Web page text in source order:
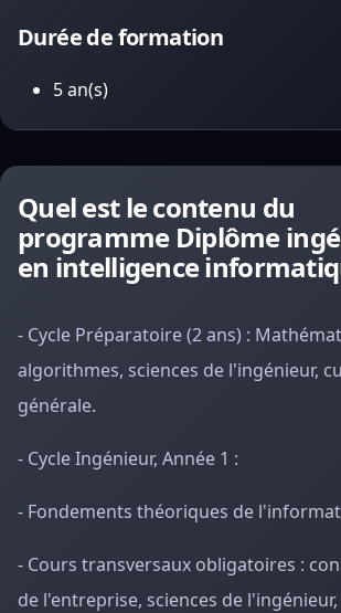
Durée de formation
5 an(s)
Quel est le contenu du
programme Diplôme
en intelligence
- Cycle Préparatoire (2 ans) :
algorithmes, sciences de l'ingénieur,
générale.
- Cycle Ingénieur, Année 1 :
- Fondements théoriques de
- Cours transversaux obligatoires :
de l'entreprise, sciences de